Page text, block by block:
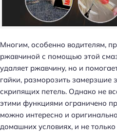
Многим, особенно водителям,
ржавчиной с помощью этой
удаляет ржавчину, но и
гайки, разморозить замерзшие
скрипящих петель. Однако не
этими функциями ограничено
можно интересно и
домашних условиях, и не